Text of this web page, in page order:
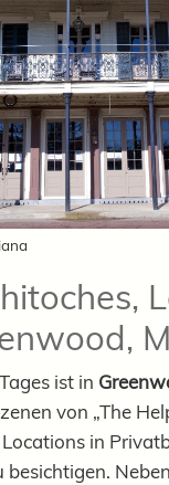
ist in
von „The
in
besichtigen.